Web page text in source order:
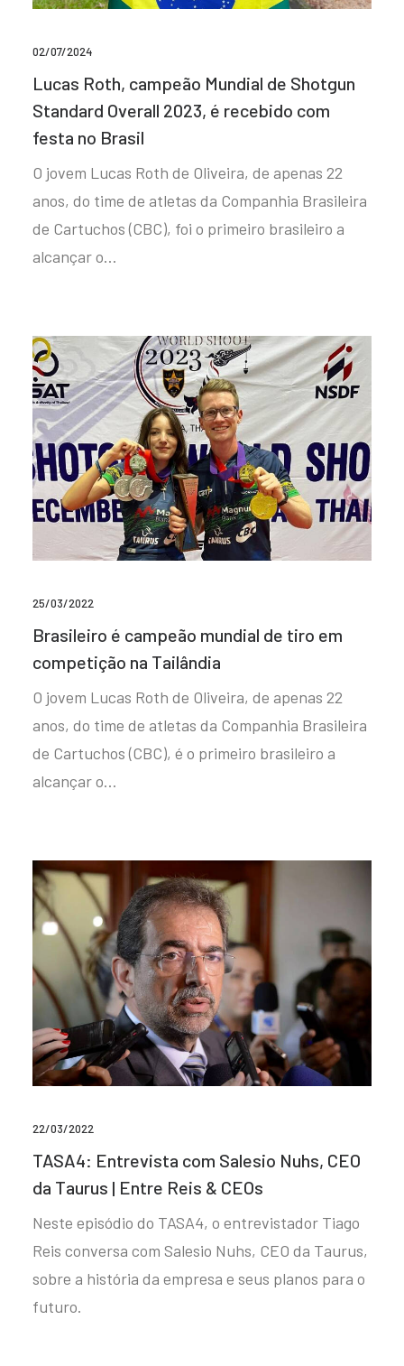
02/07/2024
Lucas Roth, campeão Mundial de Shotgun
Standard Overall 2023, é recebido com
festa no Brasil
O jovem Lucas Roth de Oliveira, de apenas 22
anos, do time de atletas da Companhia Brasileira
de Cartuchos (CBC), foi o primeiro brasileiro a
alcançar o…
25/03/2022
Brasileiro é campeão mundial de tiro em
competição na Tailândia
O jovem Lucas Roth de Oliveira, de apenas 22
anos, do time de atletas da Companhia Brasileira
de Cartuchos (CBC), é o primeiro brasileiro a
alcançar o…
22/03/2022
TASA4: Entrevista com Salesio Nuhs, CEO
da Taurus | Entre Reis & CEOs
Neste episódio do TASA4, o entrevistador Tiago
Reis conversa com Salesio Nuhs, CEO da Taurus,
sobre a história da empresa e seus planos para o
futuro.